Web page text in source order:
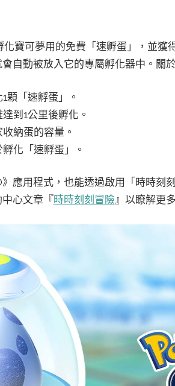
寶可夢用的免費「速孵蛋」，並獲
自動被放入它的專屬孵化器中。關
顆「速孵蛋」。
到1公里後孵化。
納蛋的容量。
化「速孵蛋」。
應用程式，也能透過啟用「時時刻
心文章『時時刻刻冒險』以瞭解更